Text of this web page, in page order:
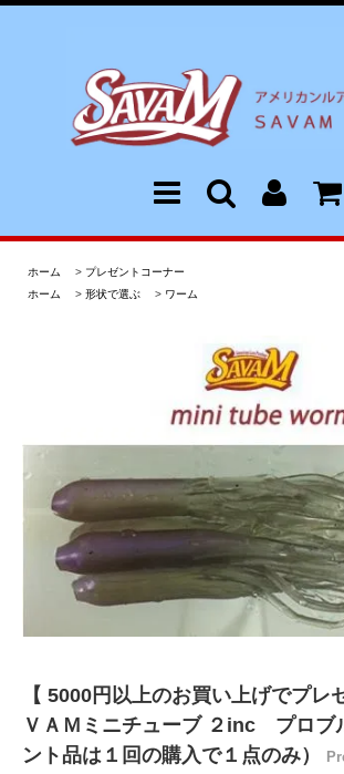
ホーム > プレゼントコーナー
ホーム
> 形状で選ぶ > ワーム
【 5000円以上のお買い上げでプレ
ＶＡＭミニチューブ ２inc プロブ
ント品は１回の購入で１点のみ）